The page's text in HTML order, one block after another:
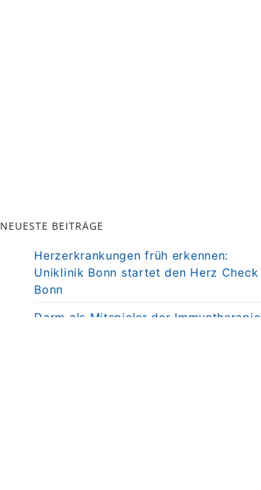
NEUESTE BEITRÄGE
Herzerkrankungen früh erkennen:
Uniklinik Bonn startet den Herz Check
Bonn
Darm als Mitspieler der Immuntherapie